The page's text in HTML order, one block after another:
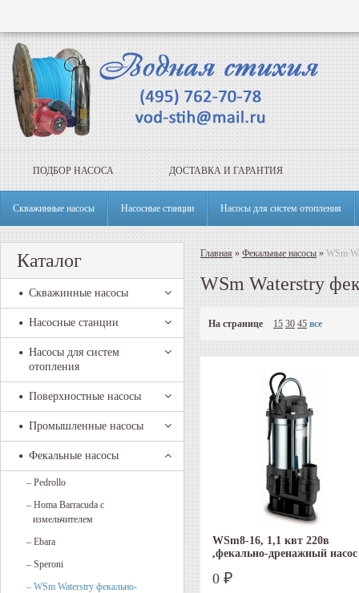
ПОДБОР НАСОСА ДОСТАВКА И ГАРАНТИЯ
Скважинные насосы Насосные станции Насосы для систем отопления
Каталог
Скважинные насосы
Насосные станции
Насосы для систем
отопления
Поверхностные насосы
Промышленные насосы
Фекальные насосы
– Pedrollo
– Homa Barracuda с
измельчителем
– Ebara
– Speroni
– WSm Waterstry фекально-
Главная»Фекальные насосы»WSm
WSm Waterstry
На странице 15 30 45 все
WSm8-16, 1,1 квт 220в
,фекально-дренажный насос
0 ₽